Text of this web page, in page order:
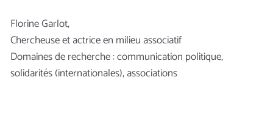
Florine Garlot,
Chercheuse et actrice en milieu associatif
Domaines de recherche : communication politique,
solidarités (internationales), associations